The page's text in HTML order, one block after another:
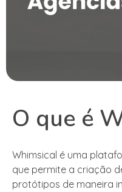
O que é
Whimsical é uma
que permite a criação
protótipos de maneira